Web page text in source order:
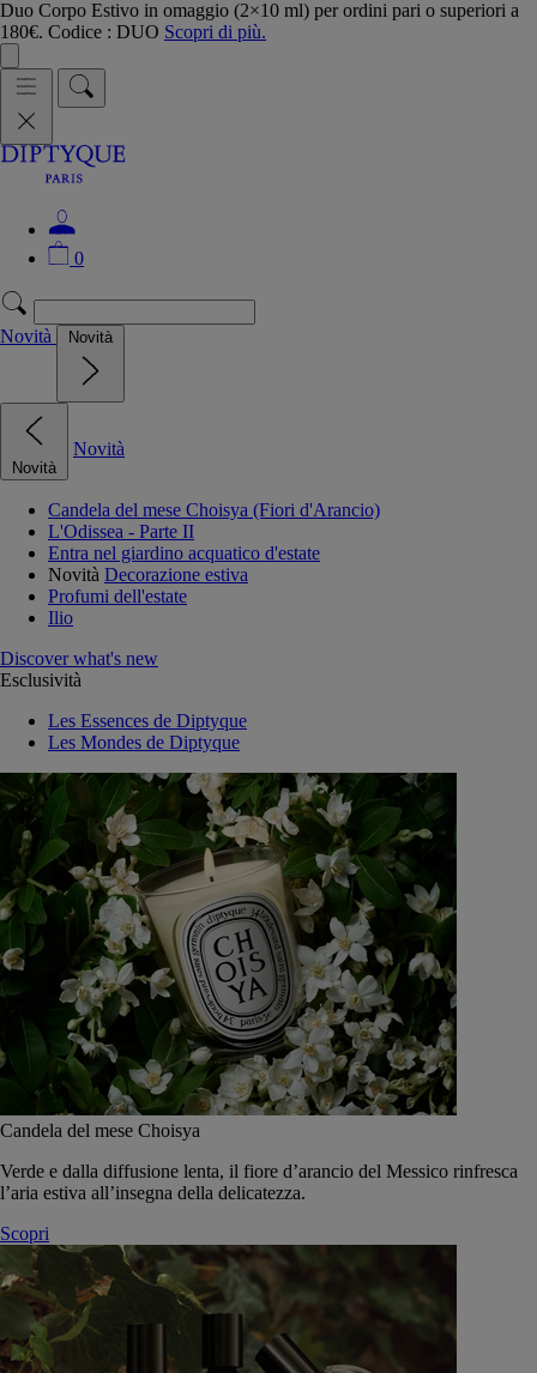
Duo Corpo Estivo in omaggio (2×10 ml) per ordini pari o superiori a
180€. Codice : DUO Scopri di più.
0
Novità Novità
Novità
Novità
Candela del mese Choisya (Fiori d'Arancio)
L'Odissea - Parte II
Entra nel giardino acquatico d'estate
Novità Decorazione estiva
Profumi dell'estate
Ilio
Discover what's new
Esclusività
Les Essences de Diptyque
Les Mondes de Diptyque
Candela del mese Choisya
Verde e dalla diffusione lenta, il fiore d’arancio del Messico rinfresca
l’aria estiva all’insegna della delicatezza.
Scopri